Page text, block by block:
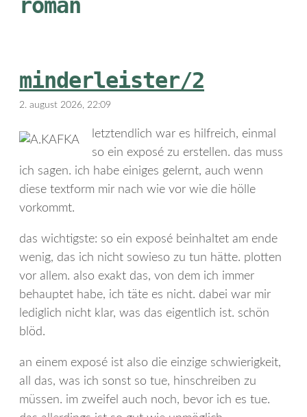
roman
minderleister/2
2. august 2026, 22:09
letztendlich war es hilfreich, einmal
so ein exposé zu erstellen. das muss
ich sagen. ich habe einiges gelernt, auch wenn
diese textform mir nach wie vor wie die hölle
vorkommt.
das wichtigste: so ein exposé beinhaltet am ende
wenig, das ich nicht sowieso zu tun hätte. plotten
vor allem. also exakt das, von dem ich immer
behauptet habe, ich täte es nicht. dabei war mir
lediglich nicht klar, was das eigentlich ist. schön
blöd.
an einem exposé ist also die einzige schwierigkeit,
all das, was ich sonst so tue, hinschreiben zu
müssen. im zweifel auch noch, bevor ich es tue.